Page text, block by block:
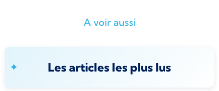
A voir aussi
Les articles les plus lus